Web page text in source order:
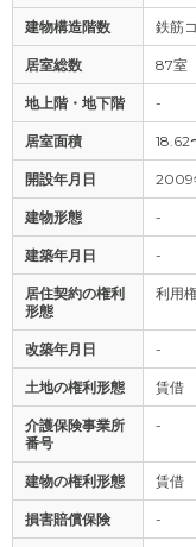
建物構造階数 鉄筋
居室総数 87室
地上階・地下階 -
居室面積 18.62
開設年月日 2009
建物形態 -
建築年月日 -
居住契約の権利
形態
利用
改築年月日 -
土地の権利形態 賃借
介護保険事業所
番号
-
建物の権利形態 賃借
損害賠償保険 -